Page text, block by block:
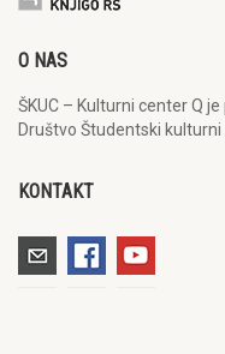
O NAS
ŠKUC – Kulturni center Q
Društvo Študentski kulturni
KONTAKT